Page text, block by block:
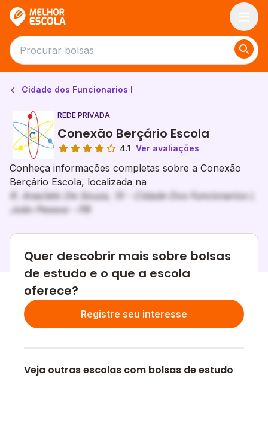
Cidade dos Funcionarios I
REDE PRIVADA
Conexão Berçário Escola
4.1 Ver avaliações
Conheça informações completas sobre a Conexão
Berçário Escola, localizada na
R. Anacleto De Souza, 15 - Cidade Dos Funcionarios I,
João Pessoa - PB
Quer descobrir mais sobre bolsas
de estudo e o que a escola
oferece?
Registre seu interesse
Veja outras escolas com bolsas de estudo